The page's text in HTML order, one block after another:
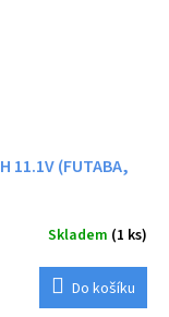
11.1V (FUTABA,
Skladem (1 ks)
Do košíku